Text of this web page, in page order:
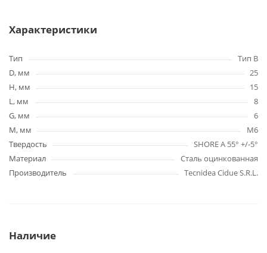
Характеристики
Тип
Тип B
D, мм
25
H, мм
15
L, мм
8
G, мм
6
M, мм
M6
Твердость
SHORE A 55° +/-5°
Материал
Сталь оцинкованная
Производитель
Tecnidea Cidue S.R.L.
Наличие